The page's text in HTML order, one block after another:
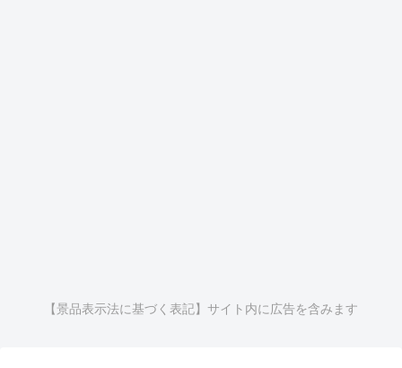
【景品表示法に基づく表記】サイト内に広告を含みます